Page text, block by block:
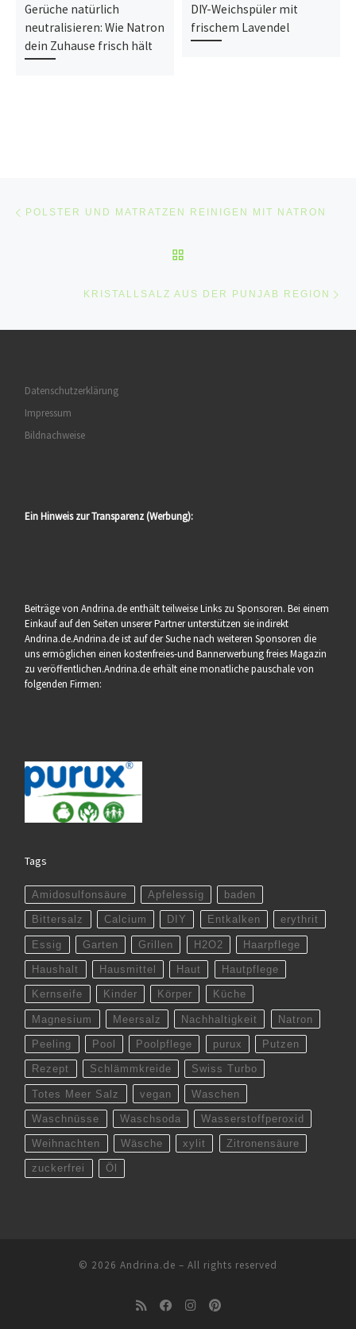
Gerüche natürlich
neutralisieren: Wie Natron
dein Zuhause frisch hält
DIY-Weichspüler mit
frischem Lavendel
POLSTER UND MATRATZEN REINIGEN MIT NATRON
KRISTALLSALZ AUS DER PUNJAB REGION
Datenschutzerklärung
Impressum
Bildnachweise
Ein Hinweis zur Transparenz (Werbung):
Beiträge von Andrina.de enthält teilweise Links zu Sponsoren. Bei einem
Einkauf auf den Seiten unserer Partner unterstützen sie indirekt
Andrina.de.Andrina.de ist auf der Suche nach weiteren Sponsoren die
uns ermöglichen einen kostenfreies-und Bannerwerbung freies Magazin
zu veröffentlichen.Andrina.de erhält eine monatliche pauschale von
folgenden Firmen:
Tags
Amidosulfonsäure Apfelessig baden
Bittersalz Calcium DIY Entkalken erythrit
Essig Garten Grillen H2O2 Haarpflege
Haushalt Hausmittel Haut Hautpflege
Kernseife Kinder Körper Küche
Magnesium Meersalz Nachhaltigkeit Natron
Peeling Pool Poolpflege purux Putzen
Rezept Schlämmkreide Swiss Turbo
Totes Meer Salz vegan Waschen
Waschnüsse Waschsoda Wasserstoffperoxid
Weihnachten Wäsche xylit Zitronensäure
zuckerfrei Öl
© 2026 Andrina.de – All rights reserved